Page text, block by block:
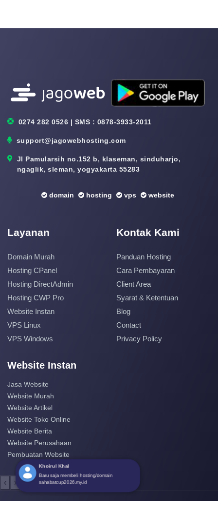
0274 282 0526 | SMS : 0878-3933-2011
support@jagowebhosting.com
Jl Pamularsih no.152 b, klaseman, sinduharjo,
ngaglik, sleman, yogyakarta 55283
domain hosting vps website
Layanan
Domain Murah
Hosting CPanel
Hosting DirectAdmin
Hosting CWP Pro
Website Instan
VPS Linux
VPS Windows
Kontak Kami
Panduan Hosting
Cara Pembayaran
Client Area
Syarat & Ketentuan
Blog
Contact
Privacy Policy
Website Instan
Jasa Website
Website Murah
Website Artikel
Website Toko Online
Website Berita
Website Perusahaan
Pembuatan Website
‹ ›
Khoirul Khal
Baru saja membeli hosting/domain
sahabatcup2026.my.id